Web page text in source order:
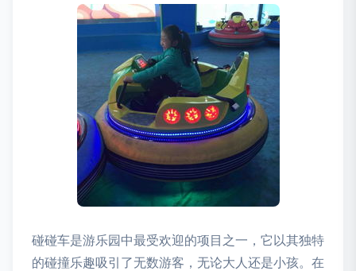
碰碰车是游乐园中最受欢迎的项目之一，它以其独特
的碰撞乐趣吸引了无数游客，无论大人还是小孩。在